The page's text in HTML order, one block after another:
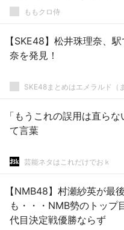
ももクロ侍
【SKE48】松井珠理奈、
奈を発見！
SKE48まとめはエメラルド（
「もうこれの誤用は直ら
て言葉
芸能ネタはこれだけでおｋ
【NMB48】村瀬紗英が最
も・・・NMB勢のトップ
代目決定戦優勝ならず